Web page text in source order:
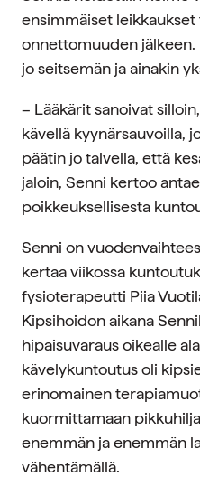
ensimmäiset
onnettomuuden jälkeen.
jo seitsemän ja ainakin
– Lääkärit sanoivat
kävellä kyynärsauvoilla,
päätin jo talvella, että
jaloin, Senni kertoo
poikkeuksellisesta
Senni on
kertaa viikossa
fysioterapeutti Piia
Kipsihoidon aikana
hipaisuvaraus oikealle
kävelykuntoutus oli
erinomainen
kuormittamaan
enemmän ja enemmän
vähentämällä.